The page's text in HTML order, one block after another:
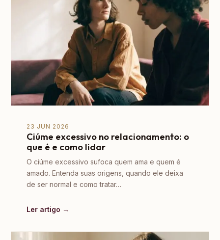
23 JUN 2026
Ciúme excessivo no relacionamento: o
que é e como lidar
O ciúme excessivo sufoca quem ama e quem é
amado. Entenda suas origens, quando ele deixa
de ser normal e como tratar…
Ler artigo →